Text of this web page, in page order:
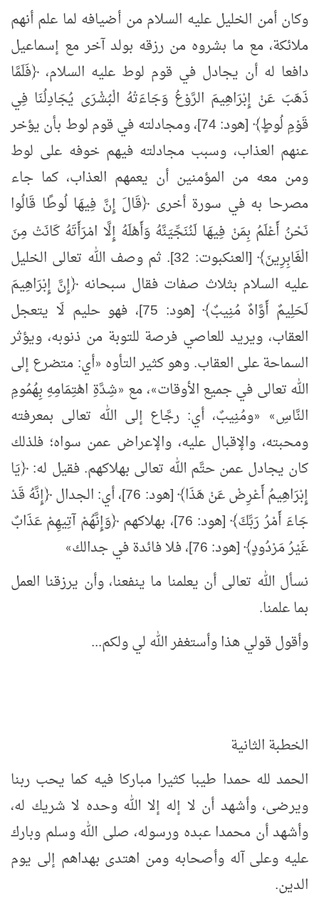
وكان أمن الخليل عليه السلام من أضيافه لما علم أنهم
ملائكة، مع ما بشروه من رزقه بولد آخر مع إسماعيل
دافعا له أن يجادل في قوم لوط عليه السلام، ﴿فَلَمَّا
ذَهَبَ عَنْ إِبْرَاهِيمَ الرَّوْعُ وَجَاءَتْهُ الْبُشْرَى يُجَادِلُنَا فِي
قَوْمِ لُوطٍ﴾ [هود: 74]، ومجادلته في قوم لوط بأن يؤخر
عنهم العذاب، وسبب مجادلته فيهم خوفه على لوط
ومن معه من المؤمنين أن يعمهم العذاب، كما جاء
مصرحا به في سورة أخرى ﴿قَالَ إِنَّ فِيهَا لُوطًا قَالُوا
نَحْنُأَعْلَمُ بِمَنْ فِيهَا لَنُنَجِّيَنَّهُ وَأَهْلَهُ إِلَّا امْرَأَتَهُ كَانَتْ مِنَ
الْغَابِرِينَ﴾ [العنكبوت: 32]. ثم وصف الله تعالى الخليل
عليه السلام بثلاث صفات فقال سبحانه ﴿إِنَّ إِبْرَاهِيمَ
لَحَلِيمٌ أَوَّاهٌ مُنِيبٌ﴾ [هود: 75]، فهو حليم لَا يتعجل
العقاب، ويريد للعاصي فرصة للتوبة من ذنوبه، ويؤثر
السماحة على العقاب. وهو كثير التأوه «أي: متضرع إلى
الله تعالى في جميع الأوقات»، مع «شِدَّةِ اهْتِمَامِهِ بِهُمُومِ
النَّاسِ»
«ومُنِيبٌ، أي: رجَّاع إلى الله تعالى بمعرفته
ومحبته، والإقبال عليه، والإعراض عمن سواه؛ فلذلك
كان يجادل عمن حتَّم الله تعالى بهلاكهم. فقيل له: ﴿يَا
إِبْرَاهِيمُ أَعْرِضْ عَنْ هَذَا﴾ [هود: 76]، أي: الجدال ﴿إِنَّهُ قَدْ
جَاءَ أَمْرُ رَبِّكَ﴾ [هود: 76]، بهلاكهم ﴿وَإِنَّهُمْ آتِيهِمْ عَذَابٌ
غَيْرُ مَرْدُودٍ﴾ [هود: 76]، فلا فائدة في جدالك
»
نسأل الله تعالى أن يعلمنا ما ينفعنا، وأن يرزقنا العمل
بما علمنا.
وأقول قولي هذا وأستغفر الله لي ولكم...
الخطبة الثانية
الحمد لله حمدا طيبا كثيرا مباركا فيه كما يحب ربنا
ويرضى، وأشهد أن لا إله إلا الله وحده لا شريك له،
وأشهد أن محمدا عبده ورسوله، صلى الله وسلم وبارك
عليه وعلى آله وأصحابه ومن اهتدى بهداهم إلى يوم
الدين.